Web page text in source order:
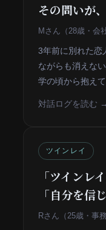
その問いが
Mさん（28歳・会
3年前に別れた恋
ながらも消えな
学の頃から抱え
対話ログを読む →
ツインレイ
「ツインレ
「自分を信
Rさん（25歳・事務